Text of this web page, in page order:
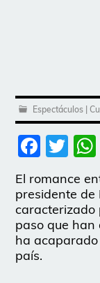
Espectáculos |
El romance
presidente de
caracterizado
paso que han
ha
país.